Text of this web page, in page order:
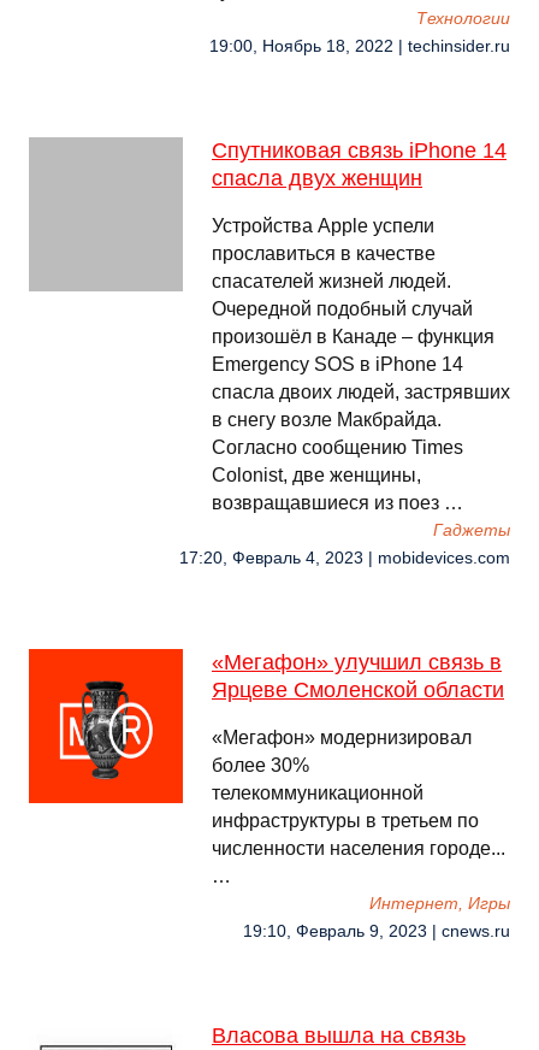
Технологии
19:00, Ноябрь 18, 2022 | techinsider.ru
Спутниковая связь iPhone 14
спасла двух женщин
Устройства Apple успели
прославиться в качестве
спасателей жизней людей.
Очередной подобный случай
произошёл в Канаде – функция
Emergency SOS в iPhone 14
спасла двоих людей, застрявших
в снегу возле Макбрайда.
Согласно сообщению Times
Colonist, две женщины,
возвращавшиеся из поез …
Гаджеты
17:20, Февраль 4, 2023 | mobidevices.com
«Мегафон» улучшил связь в
Ярцеве Смоленской области
«Мегафон» модернизировал
более 30%
телекоммуникационной
инфраструктуры в третьем по
численности населения городе...
…
Интернет, Игры
19:10, Февраль 9, 2023 | cnews.ru
Власова вышла на связь